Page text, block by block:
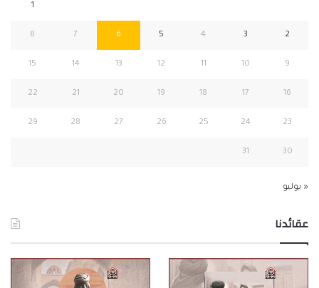
1
2
3
4
5
6
7
8
9
10
11
12
13
14
15
16
17
18
19
20
21
22
23
24
25
26
27
28
29
30
31
« يوليو
عقائدنا